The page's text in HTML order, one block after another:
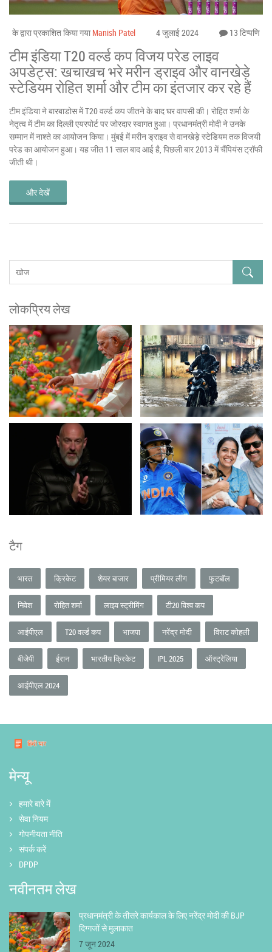
के द्वारा प्रकाशित किया गया Manish Patel 4 जुलाई 2024 13 टिप्पणि
टीम इंडिया T20 वर्ल्ड कप विजय परेड लाइव
अपडेट्स: खचाखच भरे मरीन ड्राइव और वानखेड़े
स्टेडियम रोहित शर्मा और टीम का इंतजार कर रहे हैं
टीम इंडिया ने बारबाडोस में T20 वर्ल्ड कप जीतने के बाद घर वापसी की। रोहित शर्मा के
नेतृत्व में टीम का दिल्ली एयरपोर्ट पर जोरदार स्वागत हुआ। प्रधानमंत्री मोदी ने उनके
सम्मान में नाश्ते का आयोजन किया। मुंबई में मरीन ड्राइव से वानखेड़े स्टेडियम तक विजयी
परेड का आयोजन हुआ। यह जीत 11 साल बाद आई है, पिछली बार 2013 में चैंपियंस ट्रॉफी
जीती थी।
और देखें
लोकप्रिय लेख
टैग
भारत क्रिकेट शेयर बाजार प्रीमियर लीग फुटबॉल
निवेश रोहित शर्मा लाइव स्ट्रीमिंग टी20 विश्व कप
आईपीएल T20 वर्ल्ड कप भाजपा नरेंद्र मोदी विराट कोहली
बीजेपी ईरान भारतीय क्रिकेट IPL 2025 ऑस्ट्रेलिया
आईपीएल 2024
मेन्यू
हमारे बारे में
सेवा नियम
गोपनीयता नीति
संपर्क करें
DPDP
नवीनतम लेख
प्रधानमंत्री के तीसरे कार्यकाल के लिए नरेंद्र मोदी की BJP
दिग्गजों से मुलाकात
7 जून 2024